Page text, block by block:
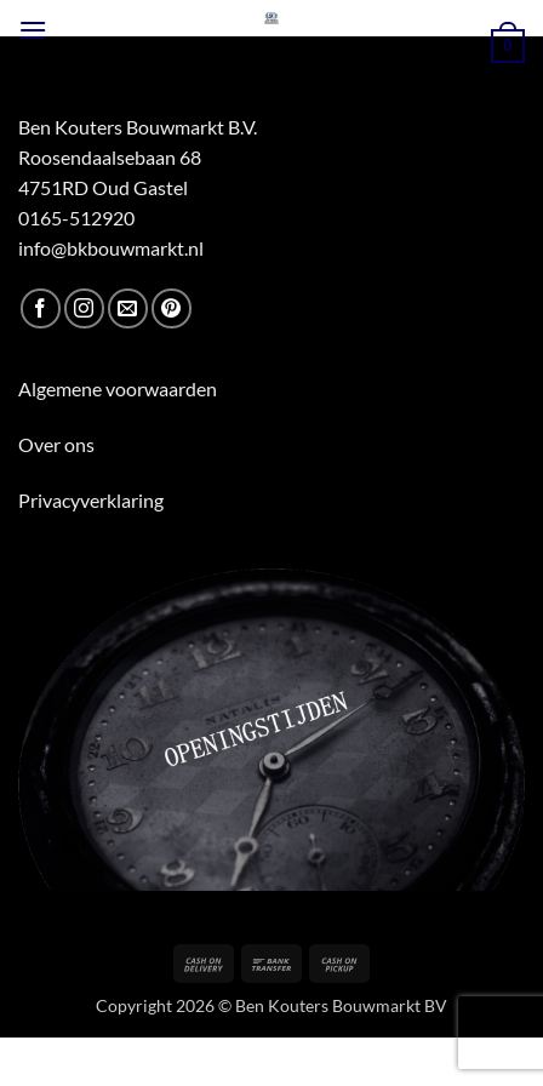
naar
0
Ben Kouters Bouwmarkt B.V.
Roosendaalsebaan 68
4751RD Oud Gastel
0165-512920
info@bkbouwmarkt.nl
Algemene voorwaarden
Over ons
Privacyverklaring
Cash
Delivery
Bank
Pickup
Copyright 2026 © Ben Kouters Bouwmarkt BV